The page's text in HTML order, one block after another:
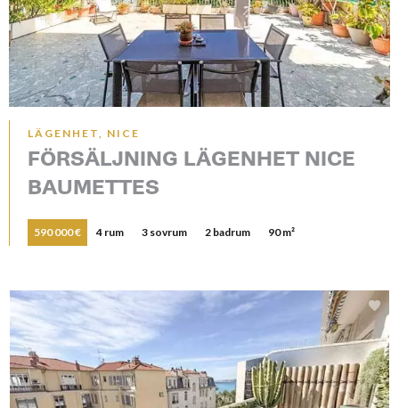
LÄGENHET, NICE
FÖRSÄLJNING LÄGENHET NICE
BAUMETTES
590 000 € 4 rum 3 sovrum 2 badrum 90 m²